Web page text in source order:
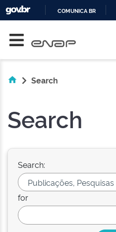
COMUNICA BR
Search
Search
Search:
for